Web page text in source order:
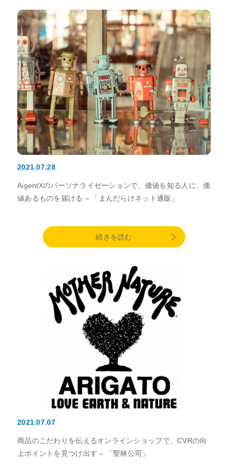
2021.07.28
AigentXのパーソナライゼーションで、価値を知る人に、価
値あるものを届ける – 「まんだらけネット通販」
続きを読む
2021.07.07
商品のこだわりを伝えるオンラインショップで、CVRの向
上ポイントを見つけ出す – 「聖林公司」